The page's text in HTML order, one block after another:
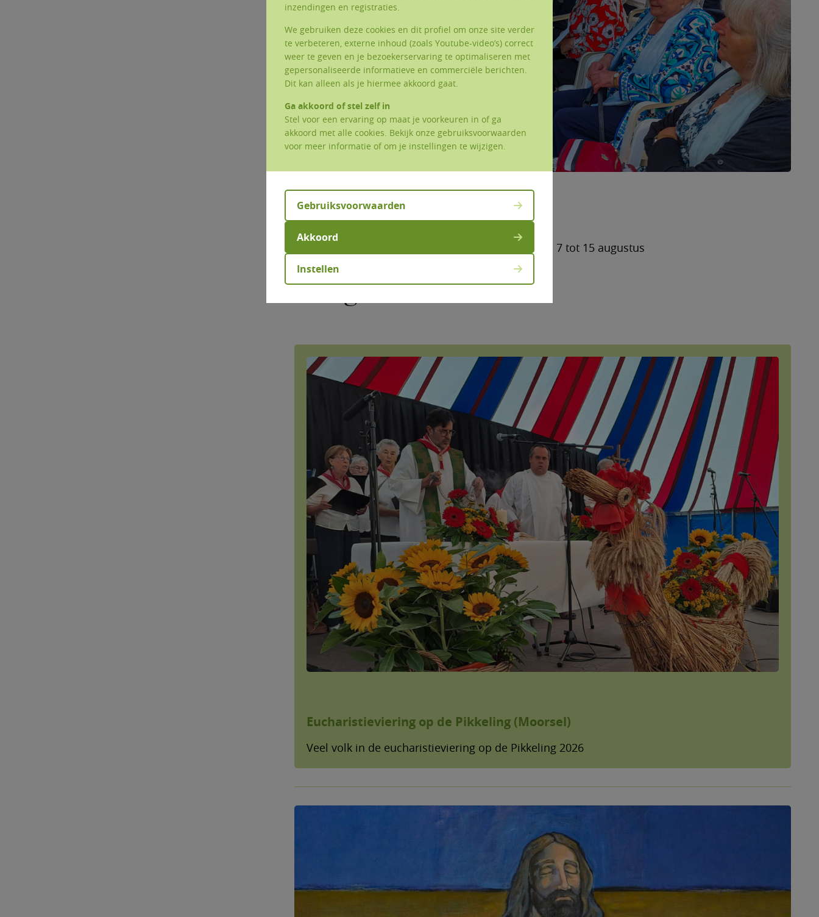
Kapellekesdagen (Erembodegem)
Noveen aan het kapel van O.LV. van Termuren van 7 tot 15 augustus
Terugblikken
Eucharistieviering op de Pikkeling (Moorsel)
Veel volk in de eucharistieviering op de Pikkeling 2026
inzendingen en registraties.
We gebruiken deze cookies en dit profiel om onze site verder
te verbeteren, externe inhoud (zoals Youtube-video’s) correct
weer te geven en je bezoekerservaring te optimaliseren met
gepersonaliseerde informatieve en commerciële berichten.
Dit kan alleen als je hiermee akkoord gaat.
Ga akkoord of stel zelf in
Stel voor een ervaring op maat je voorkeuren in of ga
akkoord met alle cookies. Bekijk onze gebruiksvoorwaarden
voor meer informatie of om je instellingen te wijzigen.
Gebruiksvoorwaarden
Akkoord
Instellen